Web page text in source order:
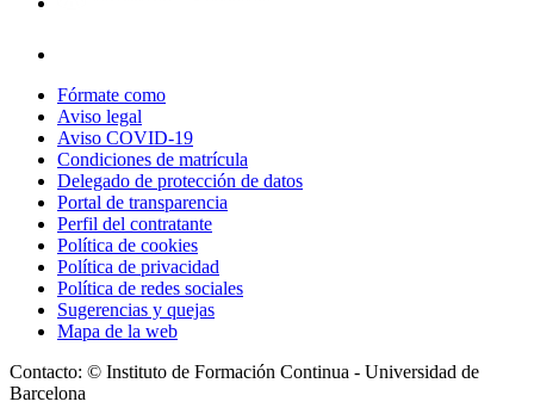
Fórmate como
Aviso legal
Aviso COVID-19
Condiciones de matrícula
Delegado de protección de datos
Portal de transparencia
Perfil del contratante
Política de cookies
Política de privacidad
Política de redes sociales
Sugerencias y quejas
Mapa de la web
Contacto: © Instituto de Formación Continua - Universidad de
Barcelona